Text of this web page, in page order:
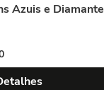
Azuis e Diamante